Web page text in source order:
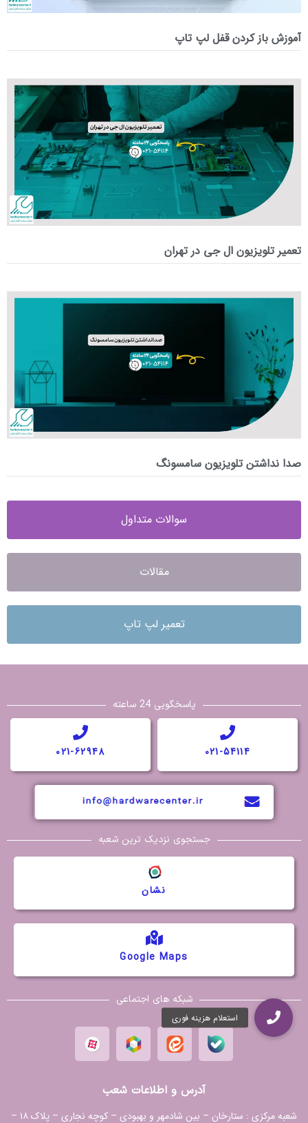
آموزش باز کردن قفل لپ تاپ
تعمیر تلویزیون ال جی در تهران
صدا نداشتن تلویزیون سامسونگ
سوالات متداول
مقالات
تعمیر لپ تاپ
آدرس و اطلاعات شعب
شعبه مرکزی : ستارخان – بین شادمهر و بهبودی – کوچه نجاری – پلاک ۱۸ –
پاسخگویی 24 ساعته
021-54114
021-62948
جستجوی نزدیک ترین شعبه
Google Maps
نشان
شبکه های اجتماعی